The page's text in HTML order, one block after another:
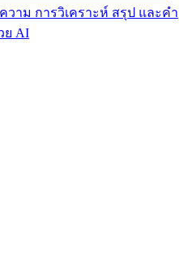
วาม การวิเคราะห์ สรุป และคำ
ย AI